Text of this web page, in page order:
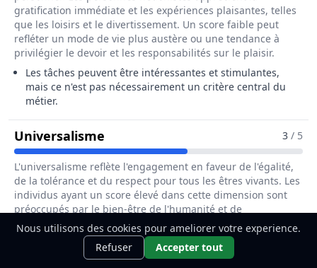
gratification immédiate et les expériences plaisantes, telles
que les loisirs et le divertissement. Un score faible peut
refléter un mode de vie plus austère ou une tendance à
privilégier le devoir et les responsabilités sur le plaisir.
Les tâches peuvent être intéressantes et stimulantes,
mais ce n'est pas nécessairement un critère central du
métier.
Universalisme Pour Le Métier De Hôte / 3 / 5
L'universalisme reflète l'engagement en faveur de l'égalité,
de la tolérance et du respect pour tous les êtres vivants. Les
individus ayant un score élevé dans cette dimension sont
préoccupés par le bien-être de l'humanité et de
l'environnement. Ils prônent l'ouverture d'esprit et la justice
sociale. Un score faible peut indiquer une préoccupation
moindre pour les enjeux globaux ou les différences
Ce métier t'intéresse ?Découvre
comment le devenir.
Nous utilisons des cookies pour ameliorer votre experience.
Refuser
Accepter tout